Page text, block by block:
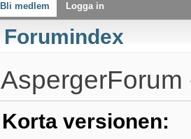
Bli medlem Logga in
Forumindex
Korta versionen: